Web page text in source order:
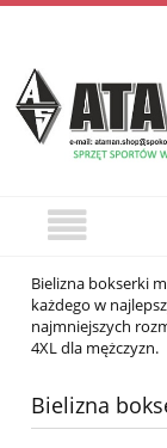
Bielizna bokserki
każdego w
najmniejszych
4XL dla mężczyzn.
Bielizna